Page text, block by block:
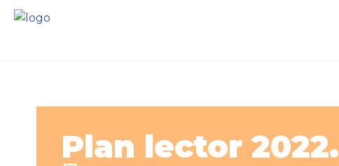
Plan lector 2022.